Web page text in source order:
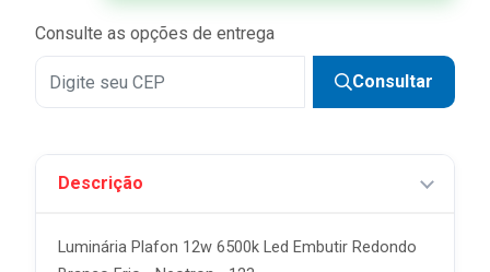
Consulte as opções de entrega
Consultar
Descrição
Luminária Plafon 12w 6500k Led Embutir Redondo